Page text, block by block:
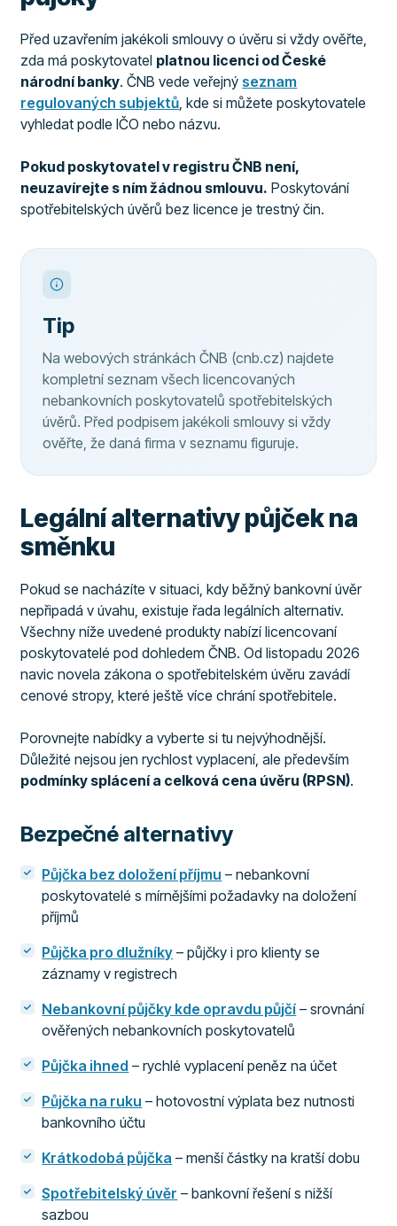
Před uzavřením jakékoli smlouvy o úvěru si vždy ověřte,
zda má poskytovatel platnou licenci od České
národní banky. ČNB vede veřejný seznam
regulovaných subjektů, kde si můžete poskytovatele
vyhledat podle IČO nebo názvu.
Pokud poskytovatel v registru ČNB není,
neuzavírejte s ním žádnou smlouvu. Poskytování
spotřebitelských úvěrů bez licence je trestný čin.
Tip
Na webových stránkách ČNB (cnb.cz) najdete
kompletní seznam všech licencovaných
nebankovních poskytovatelů spotřebitelských
úvěrů. Před podpisem jakékoli smlouvy si vždy
ověřte, že daná firma v seznamu figuruje.
Legální alternativy půjček na
směnku
Pokud se nacházíte v situaci, kdy běžný bankovní úvěr
nepřipadá v úvahu, existuje řada legálních alternativ.
Všechny níže uvedené produkty nabízí licencovaní
poskytovatelé pod dohledem ČNB. Od listopadu 2026
navic novela zákona o spotřebitelském úvěru zavádí
cenové stropy, které ještě více chrání spotřebitele.
Porovnejte nabídky a vyberte si tu nejvýhodnější.
Důležité nejsou jen rychlost vyplacení, ale především
podmínky splácení a celková cena úvěru (RPSN).
Bezpečné alternativy
Půjčka bez doložení příjmu – nebankovní
poskytovatelé s mírnějšími požadavky na doložení
příjmů
Půjčka pro dlužníky – půjčky i pro klienty se
záznamy v registrech
Nebankovní půjčky kde opravdu půjčí – srovnání
ověřených nebankovních poskytovatelů
Půjčka ihned – rychlé vyplacení peněz na účet
Půjčka na ruku – hotovostní výplata bez nutnosti
bankovního účtu
Krátkodobá půjčka – menší částky na kratší dobu
Spotřebitelský úvěr – bankovní řešení s nižší
sazbou